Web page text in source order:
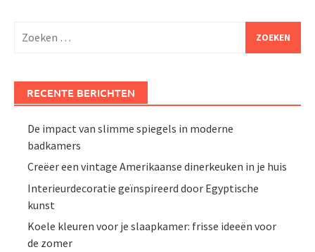
naar:
RECENTE BERICHTEN
De impact van slimme spiegels in moderne
badkamers
Creëer een vintage Amerikaanse dinerkeuken in je huis
Interieurdecoratie geïnspireerd door Egyptische
kunst
Koele kleuren voor je slaapkamer: frisse ideeën voor
de zomer